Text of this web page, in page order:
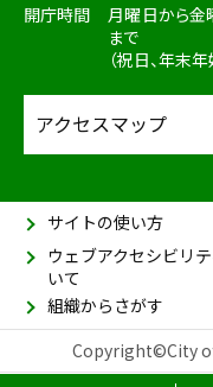
開庁時間
月曜日から金
まで
（祝日、年末年
アクセスマップ
サイトの使い方
ウェブアクセシビリ
いて
組織からさがす
Copyright©City